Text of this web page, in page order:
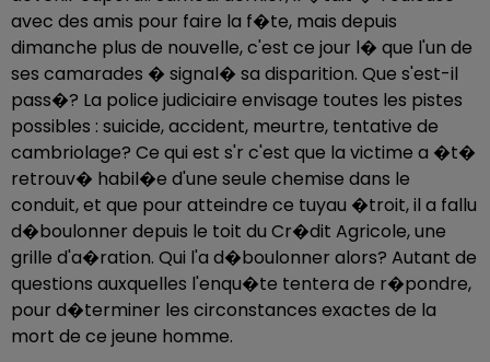
avec des amis pour faire la f�te, mais depuis
dimanche plus de nouvelle, c'est ce jour l� que l'un de
ses camarades � signal� sa disparition. Que s'est-il
pass�? La police judiciaire envisage toutes les pistes
possibles : suicide, accident, meurtre, tentative de
cambriolage? Ce qui est s'r c'est que la victime a �t�
retrouv� habil�e d'une seule chemise dans le
conduit, et que pour atteindre ce tuyau �troit, il a fallu
d�boulonner depuis le toit du Cr�dit Agricole, une
grille d'a�ration. Qui l'a d�boulonner alors? Autant de
questions auxquelles l'enqu�te tentera de r�pondre,
pour d�terminer les circonstances exactes de la
mort de ce jeune homme.